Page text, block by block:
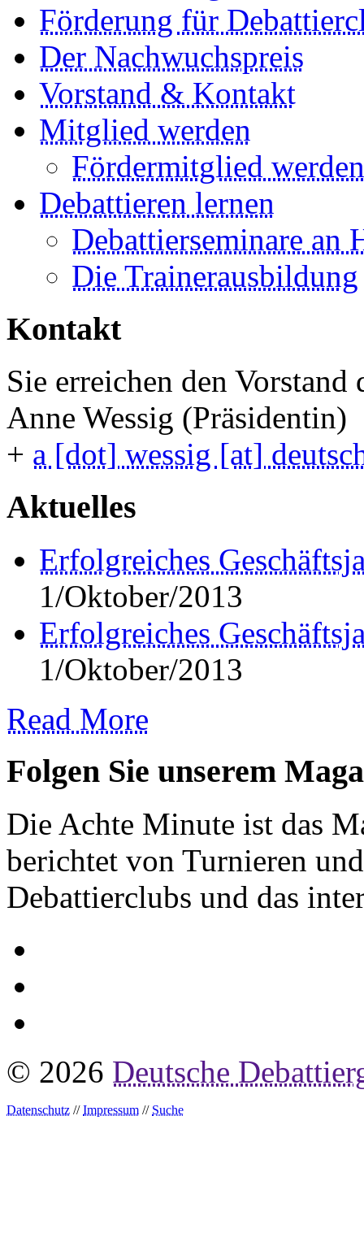
Förderung für
Der Nachwuchspreis
Vorstand & Kontakt
Mitglied werden
Fördermitglied werden
Debattieren lernen
Debattierseminare an
Die Trainerausbildung
Kontakt
Sie erreichen den
Anne Wessig (Präsidentin)
+ a [dot] wessig [at]
Aktuelles
Erfolgreiches
1/Oktober/2013
Erfolgreiches
1/Oktober/2013
Read More
Folgen Sie unserem
Die Achte Minute ist das
berichtet von Turnieren
Debattierclubs und das
© 2026 Deutsche
Datenschutz //Impressum // Suche